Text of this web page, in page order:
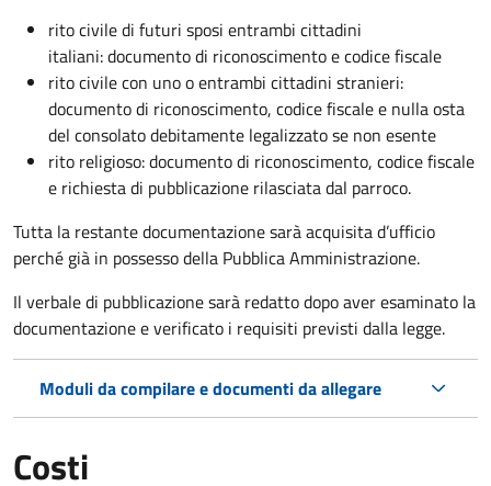
rito civile di futuri sposi entrambi cittadini
italiani: documento di riconoscimento e codice fiscale
rito civile con uno o entrambi cittadini stranieri:
documento di riconoscimento, codice fiscale e nulla osta
del consolato debitamente legalizzato se non esente
rito religioso: documento di riconoscimento, codice fiscale
e richiesta di pubblicazione rilasciata dal parroco.
Tutta la restante documentazione sarà acquisita d’ufficio
perché già in possesso della Pubblica Amministrazione.
Il verbale di pubblicazione sarà redatto dopo aver esaminato la
documentazione e verificato i requisiti previsti dalla legge.
Moduli da compilare e documenti da allegare
Costi